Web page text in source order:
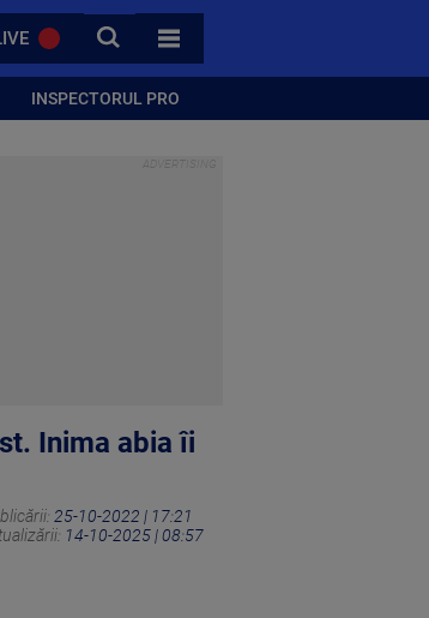
CAUTA
TOATE CATEGORIILE
INSPECTORUL PRO
Inima abia îi
25-10-2022 | 17:21
14-10-2025 | 08:57